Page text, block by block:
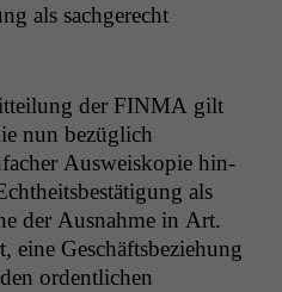
als sachgerecht
der FINMA gilt
nun bezüglich
Ausweiskopie hin­
als
der Aus­nahme in Art.
eine Geschäfts­beziehung
ordentlichen